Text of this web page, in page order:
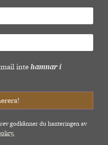
intehamnar i
godkänner du hanteringen av